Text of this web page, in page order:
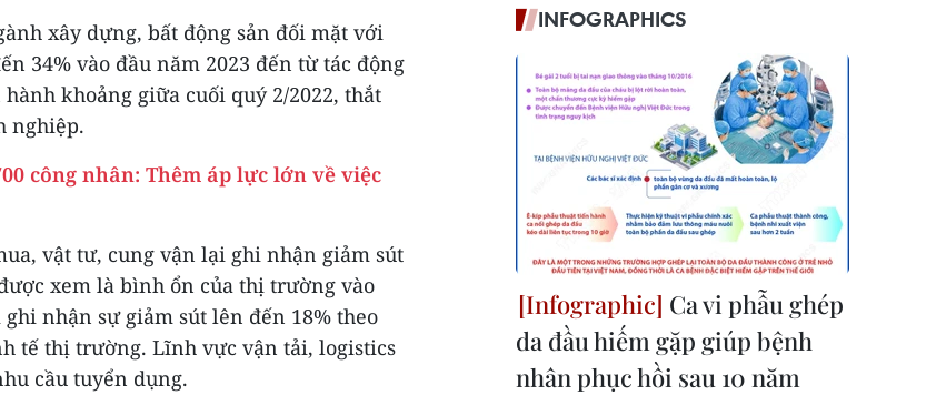
xây dựng, bất động sản đối mặt với
34% vào đầu năm 2023 đến từ tác động
khoảng giữa cuối quý 2/2022, thắt
nghiệp.
công nhân: Thêm áp lực lớn về việc
vật tư, cung vận lại ghi nhận giảm sút
xem là bình ổn của thị trường vào
nhận sự giảm sút lên đến 18% theo
tế thị trường. Lĩnh vực vận tải, logistics
cầu tuyển dụng.
INFOGRAPHICS
Ca vi phẫu ghép
da đầu hiếm gặp giúp bệnh
nhân phục hồi sau 10 năm